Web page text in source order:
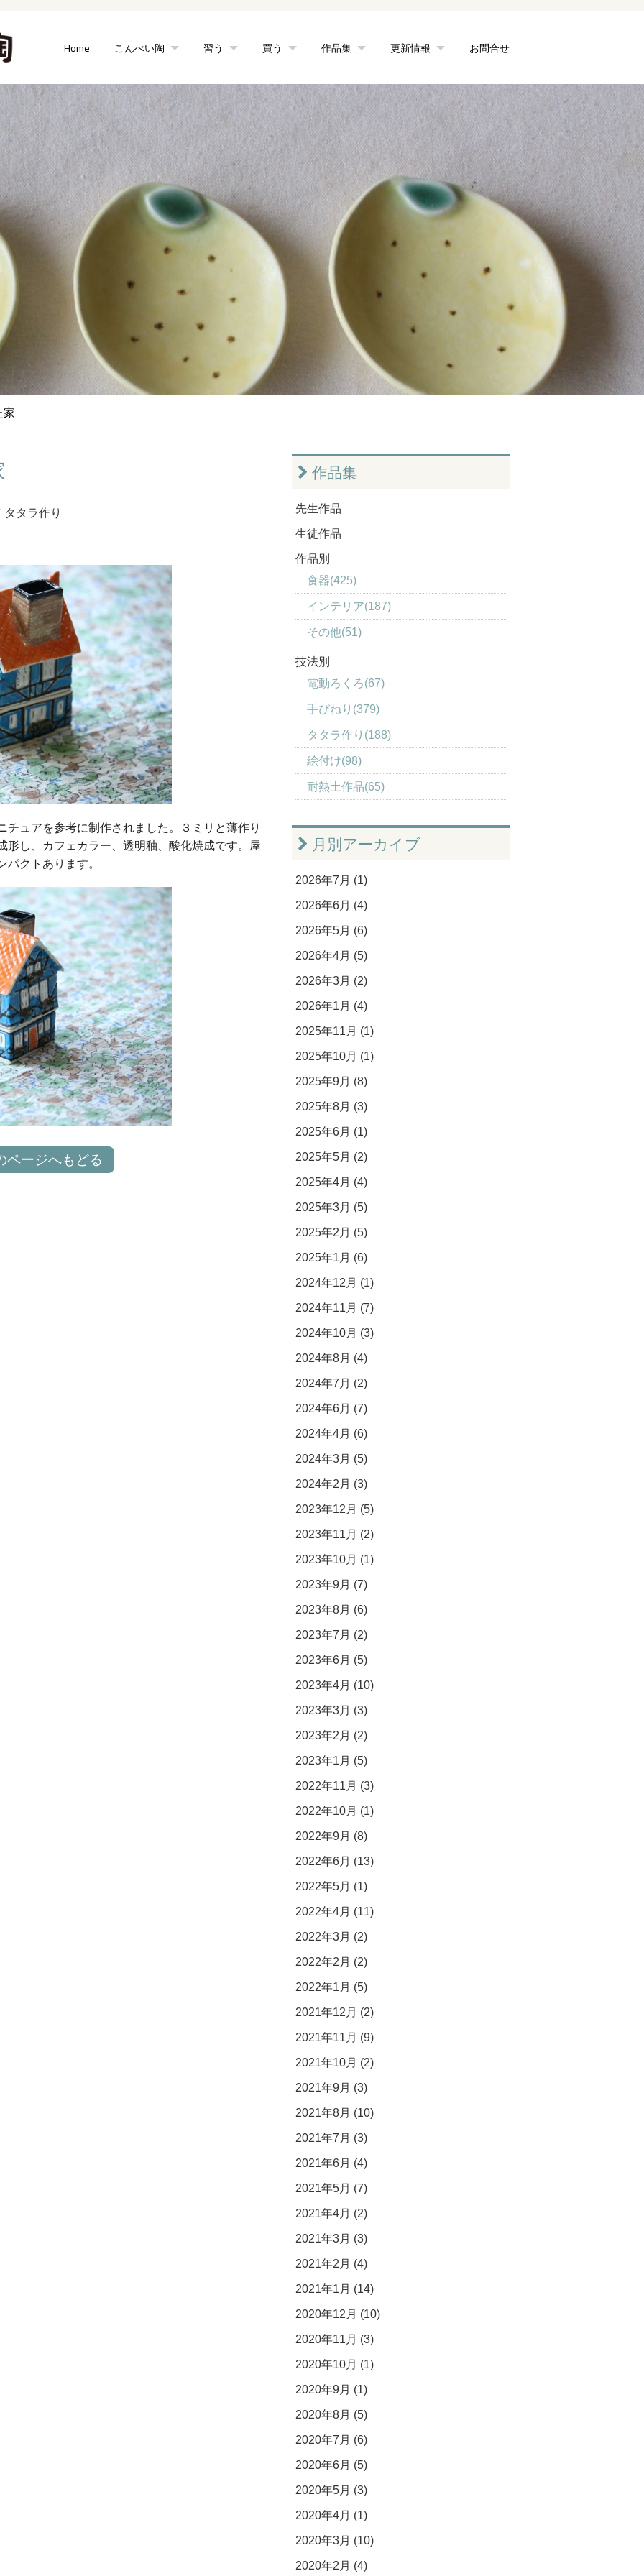
Home こんぺい陶 習う 買う 作品集 更新情報 お問合せ
家
タタラ作り
チュアを参考に制作されました。３ミリと薄作り
形し、カフェカラー、透明釉、酸化焼成です。屋
クトあります。
ページへもどる
作品集
先生作品
生徒作品
作品別
食器(425)
インテリア(187)
その他(51)
技法別
電動ろくろ(67)
手びねり(379)
タタラ作り(188)
絵付け(98)
耐熱土作品(65)
月別アーカイブ
2026年7月 (1)
2026年6月 (4)
2026年5月 (6)
2026年4月 (5)
2026年3月 (2)
2026年1月 (4)
2025年11月 (1)
2025年10月 (1)
2025年9月 (8)
2025年8月 (3)
2025年6月 (1)
2025年5月 (2)
2025年4月 (4)
2025年3月 (5)
2025年2月 (5)
2025年1月 (6)
2024年12月 (1)
2024年11月 (7)
2024年10月 (3)
2024年8月 (4)
2024年7月 (2)
2024年6月 (7)
2024年4月 (6)
2024年3月 (5)
2024年2月 (3)
2023年12月 (5)
2023年11月 (2)
2023年10月 (1)
2023年9月 (7)
2023年8月 (6)
2023年7月 (2)
2023年6月 (5)
2023年4月 (10)
2023年3月 (3)
2023年2月 (2)
2023年1月 (5)
2022年11月 (3)
2022年10月 (1)
2022年9月 (8)
2022年6月 (13)
2022年5月 (1)
2022年4月 (11)
2022年3月 (2)
2022年2月 (2)
2022年1月 (5)
2021年12月 (2)
2021年11月 (9)
2021年10月 (2)
2021年9月 (3)
2021年8月 (10)
2021年7月 (3)
2021年6月 (4)
2021年5月 (7)
2021年4月 (2)
2021年3月 (3)
2021年2月 (4)
2021年1月 (14)
2020年12月 (10)
2020年11月 (3)
2020年10月 (1)
2020年9月 (1)
2020年8月 (5)
2020年7月 (6)
2020年6月 (5)
2020年5月 (3)
2020年4月 (1)
2020年3月 (10)
2020年2月 (4)